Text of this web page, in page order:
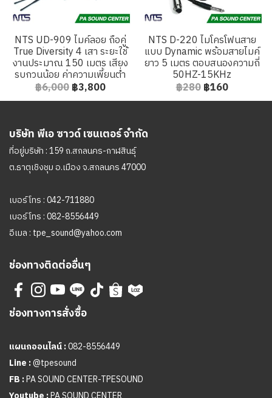
NTS UD-909 ไมค์ลอย ถือคู่
True Diversity 4 เสา ระยะใช้
งานประมาณ 150 เมตร เสียง
รบกวนน้อย ค่าความเพี้ยนต่ำ
฿6,000 ฿3,800
NTS D-220 ไมโครโฟนสาย
แบบ Dynamic พร้อมสายไมค์
ยาว 5 เมตร ตอบสนองความถี่
50HZ-15KHz
฿280 ฿160
บริษัท พีเอ ซาวด์ เซนเตอร์ จำกัด
ที่อยู่บริษัท : 159 ถ.สกลนคร-กาฬสินธุ์
ต.ธาตุเชิงชุม อ.เมือง จ.สกลนคร 47000
เบอร์โทร :042-711880
เบอร์โทร :082-8556449
อีเมล : tpe_sound@yahoo.com
ช่องทางติดต่ออื่นๆ
ช่องทางการสั่งซื้อ
แผนกออนไลน์ :082-8556449
Line :@tpesound
FB :PA SOUND CENTER-TPESOUND